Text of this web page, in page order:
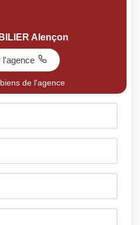
Alençon
l'agence
de l'agence